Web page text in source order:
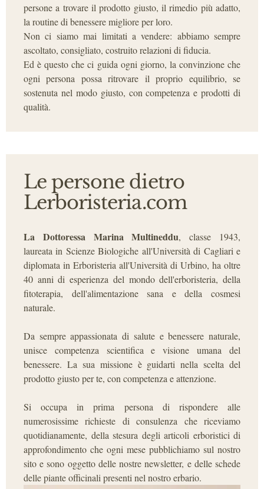
persone a trovare il prodotto giusto, il rimedio più adatto,
la routine di benessere migliore per loro.
Non ci siamo mai limitati a vendere: abbiamo sempre
ascoltato, consigliato, costruito relazioni di fiducia.
Ed è questo che ci guida ogni giorno, la convinzione che
ogni persona possa ritrovare il proprio equilibrio, se
sostenuta nel modo giusto, con competenza e prodotti di
qualità.
Le persone dietro
Lerboristeria.com
La Dottoressa Marina Multineddu, classe 1943,
laureata in Scienze Biologiche all'Università di Cagliari e
diplomata in Erboristeria all'Università di Urbino, ha oltre
40 anni di esperienza del mondo dell'erboristeria, della
fitoterapia, dell'alimentazione sana e della cosmesi
naturale.
Da sempre appassionata di salute e benessere naturale,
unisce competenza scientifica e visione umana del
benessere. La sua missione è guidarti nella scelta del
prodotto giusto per te, con competenza e attenzione.
Si occupa in prima persona di rispondere alle
numerosissime richieste di consulenza che riceviamo
quotidianamente, della stesura degli articoli erboristici di
approfondimento che ogni mese pubblichiamo sul nostro
sito e sono oggetto delle nostre newsletter, e delle schede
delle piante officinali presenti nel nostro erbario.